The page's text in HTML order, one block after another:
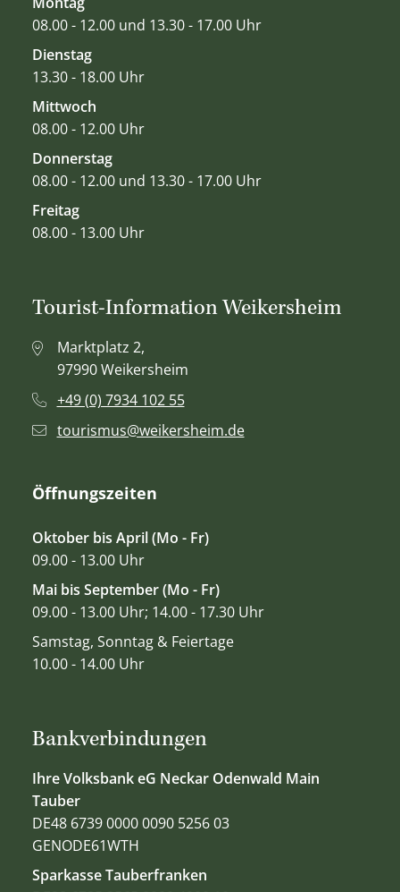
08.00 - 12.00 und 13.30 - 17.00 Uhr
Dienstag
13.30 - 18.00 Uhr
Mittwoch
08.00 - 12.00 Uhr
Donnerstag
08.00 - 12.00 und 13.30 - 17.00 Uhr
Freitag
08.00 - 13.00 Uhr
Bankverbindungen
Ihre Volksbank eG Neckar Odenwald Main
Tauber
DE48 6739 0000 0090 5256 03
GENODE61WTH
Sparkasse Tauberfranken
Tourist-Information Weikersheim
Marktplatz 2,
97990 Weikersheim
+49 (0) 7934 102 55
tourismus@weikersheim.de
Öffnungszeiten
Oktober bis April (Mo - Fr)
09.00 - 13.00 Uhr
Mai bis September (Mo - Fr)
09.00 - 13.00 Uhr; 14.00 - 17.30 Uhr
Samstag, Sonntag & Feiertage
10.00 - 14.00 Uhr